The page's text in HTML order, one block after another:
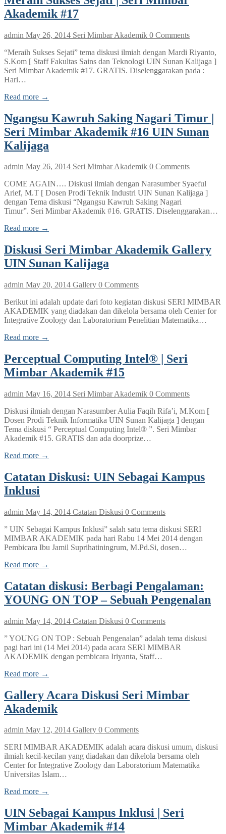
Akademik #17
admin May 26, 2014 Seri Mimbar Akademik 0 Comments
“Meraih Sukses Sejati” tema diskusi ilmiah dengan Mardi Riyanto,
S.Kom [ Staff Fakultas Sains dan Teknologi UIN Sunan Kalijaga ]
Seri Mimbar Akademik #17. GRATIS. Diselenggarakan pada :
Hari…
Read more →
Ngangsu Kawruh Saking Nagari Timur |
Seri Mimbar Akademik #16 UIN Sunan
Kalijaga
admin May 26, 2014 Seri Mimbar Akademik 0 Comments
COME AGAIN…. Diskusi ilmiah dengan Narasumber Syaeful
Arief, M.T [ Dosen Prodi Teknik Industri UIN Sunan Kalijaga ]
dengan Tema diskusi “Ngangsu Kawruh Saking Nagari
Timur”. Seri Mimbar Akademik #16. GRATIS. Diselenggarakan…
Read more →
Diskusi Seri Mimbar Akademik Gallery
UIN Sunan Kalijaga
admin May 20, 2014 Gallery 0 Comments
Berikut ini adalah update dari foto kegiatan diskusi SERI MIMBAR
AKADEMIK yang diadakan dan dikelola bersama oleh Center for
Integrative Zoology dan Laboratorium Penelitian Matematika…
Read more →
Perceptual Computing Intel® | Seri
Mimbar Akademik #15
admin May 16, 2014 Seri Mimbar Akademik 0 Comments
Diskusi ilmiah dengan Narasumber Aulia Faqih Rifa’i, M.Kom [
Dosen Prodi Teknik Informatika UIN Sunan Kalijaga ] dengan
Tema diskusi “ Perceptual Computing Intel® ”. Seri Mimbar
Akademik #15. GRATIS dan ada doorprize…
Read more →
Catatan Diskusi: UIN Sebagai Kampus
Inklusi
admin May 14, 2014 Catatan Diskusi 0 Comments
” UIN Sebagai Kampus Inklusi” salah satu tema diskusi SERI
MIMBAR AKADEMIK pada hari Rabu 14 Mei 2014 dengan
Pembicara Ibu Jamil Suprihatiningrum, M.Pd.Si, dosen…
Read more →
Catatan diskusi: Berbagi Pengalaman:
YOUNG ON TOP – Sebuah Pengenalan
admin May 14, 2014 Catatan Diskusi 0 Comments
” YOUNG ON TOP : Sebuah Pengenalan” adalah tema diskusi
pagi hari ini (14 Mei 2014) pada acara SERI MIMBAR
AKADEMIK dengan pembicara Iriyanta, Staff…
Read more →
Gallery Acara Diskusi Seri Mimbar
Akademik
admin May 12, 2014 Gallery 0 Comments
SERI MIMBAR AKADEMIK adalah acara diskusi umum, diskusi
ilmiah kecil-kecilan yang diadakan dan dikelola bersama oleh
Center for Integrative Zoology dan Laboratorium Matematika
Universitas Islam…
Read more →
UIN Sebagai Kampus Inklusi | Seri
Mimbar Akademik #14